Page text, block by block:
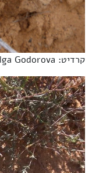
קרדיט: Olga Godorova